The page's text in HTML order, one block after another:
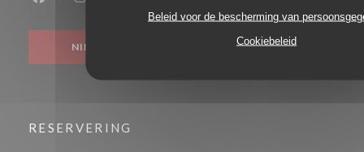
Beleid voor de bescherming van
Cookiebeleid
Facebook ((opent in een nieuw venster))
Instagram ((opent in een nieuw venster))
NIEUWSBRIEF
RESERVERING